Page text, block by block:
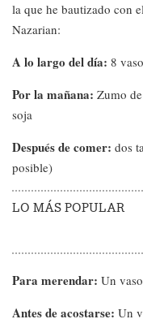
la que he bautizado con
Nazarian:
A lo largo del día: 8
Por la mañana: Zumo
soja
Después de comer: dos
posible)
LO MÁS POPULAR
Para merendar: Un
Antes de acostarse: Un